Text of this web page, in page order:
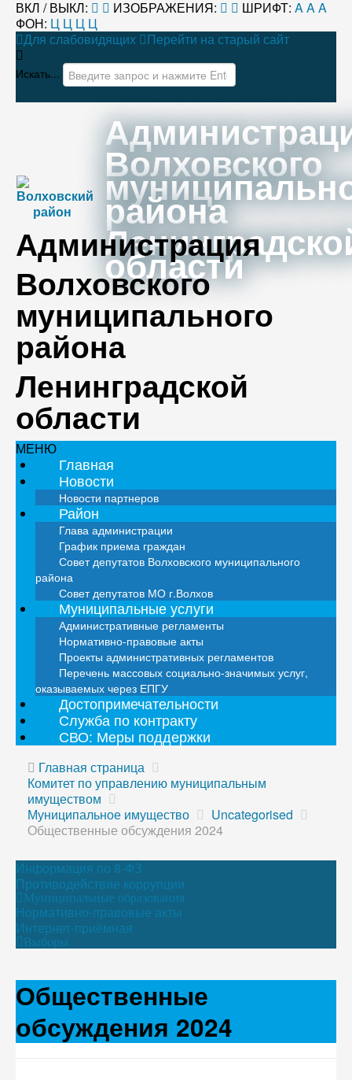
ВКЛ / ВЫКЛ: ИЗОБРАЖЕНИЯ: ШРИФТ: AAA
ФОН: Ц Ц Ц Ц
Для слабовидящих
Перейти на старый сайт
Искать...
Волховского
района
области
Администрация
Волховского
муниципального
района
Ленинградской
области
МЕНЮ
Главная
Новости
Новости партнеров
Район
Глава администрации
График приема граждан
Совет депутатов Волховского муниципального
района
Совет депутатов МО г.Волхов
Муниципальные услуги
Административные регламенты
Нормативно-правовые акты
Проекты административных регламентов
Перечень массовых социально-значимых услуг,
оказываемых через ЕПГУ
Достопримечательности
Служба по контракту
СВО: Меры поддержки
Главная страница
Комитет по управлению муниципальным
имуществом
Муниципальное имущество
Uncategorised
Общественные обсуждения 2024
Информация по 8-ФЗ
Противодействие коррупции
Муниципальные образования
Нормативно-правовые акты
Интернет-приёмная
Выборы
Общественные
обсуждения 2024